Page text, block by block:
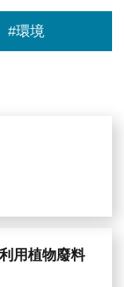
#環境
用植物廢料